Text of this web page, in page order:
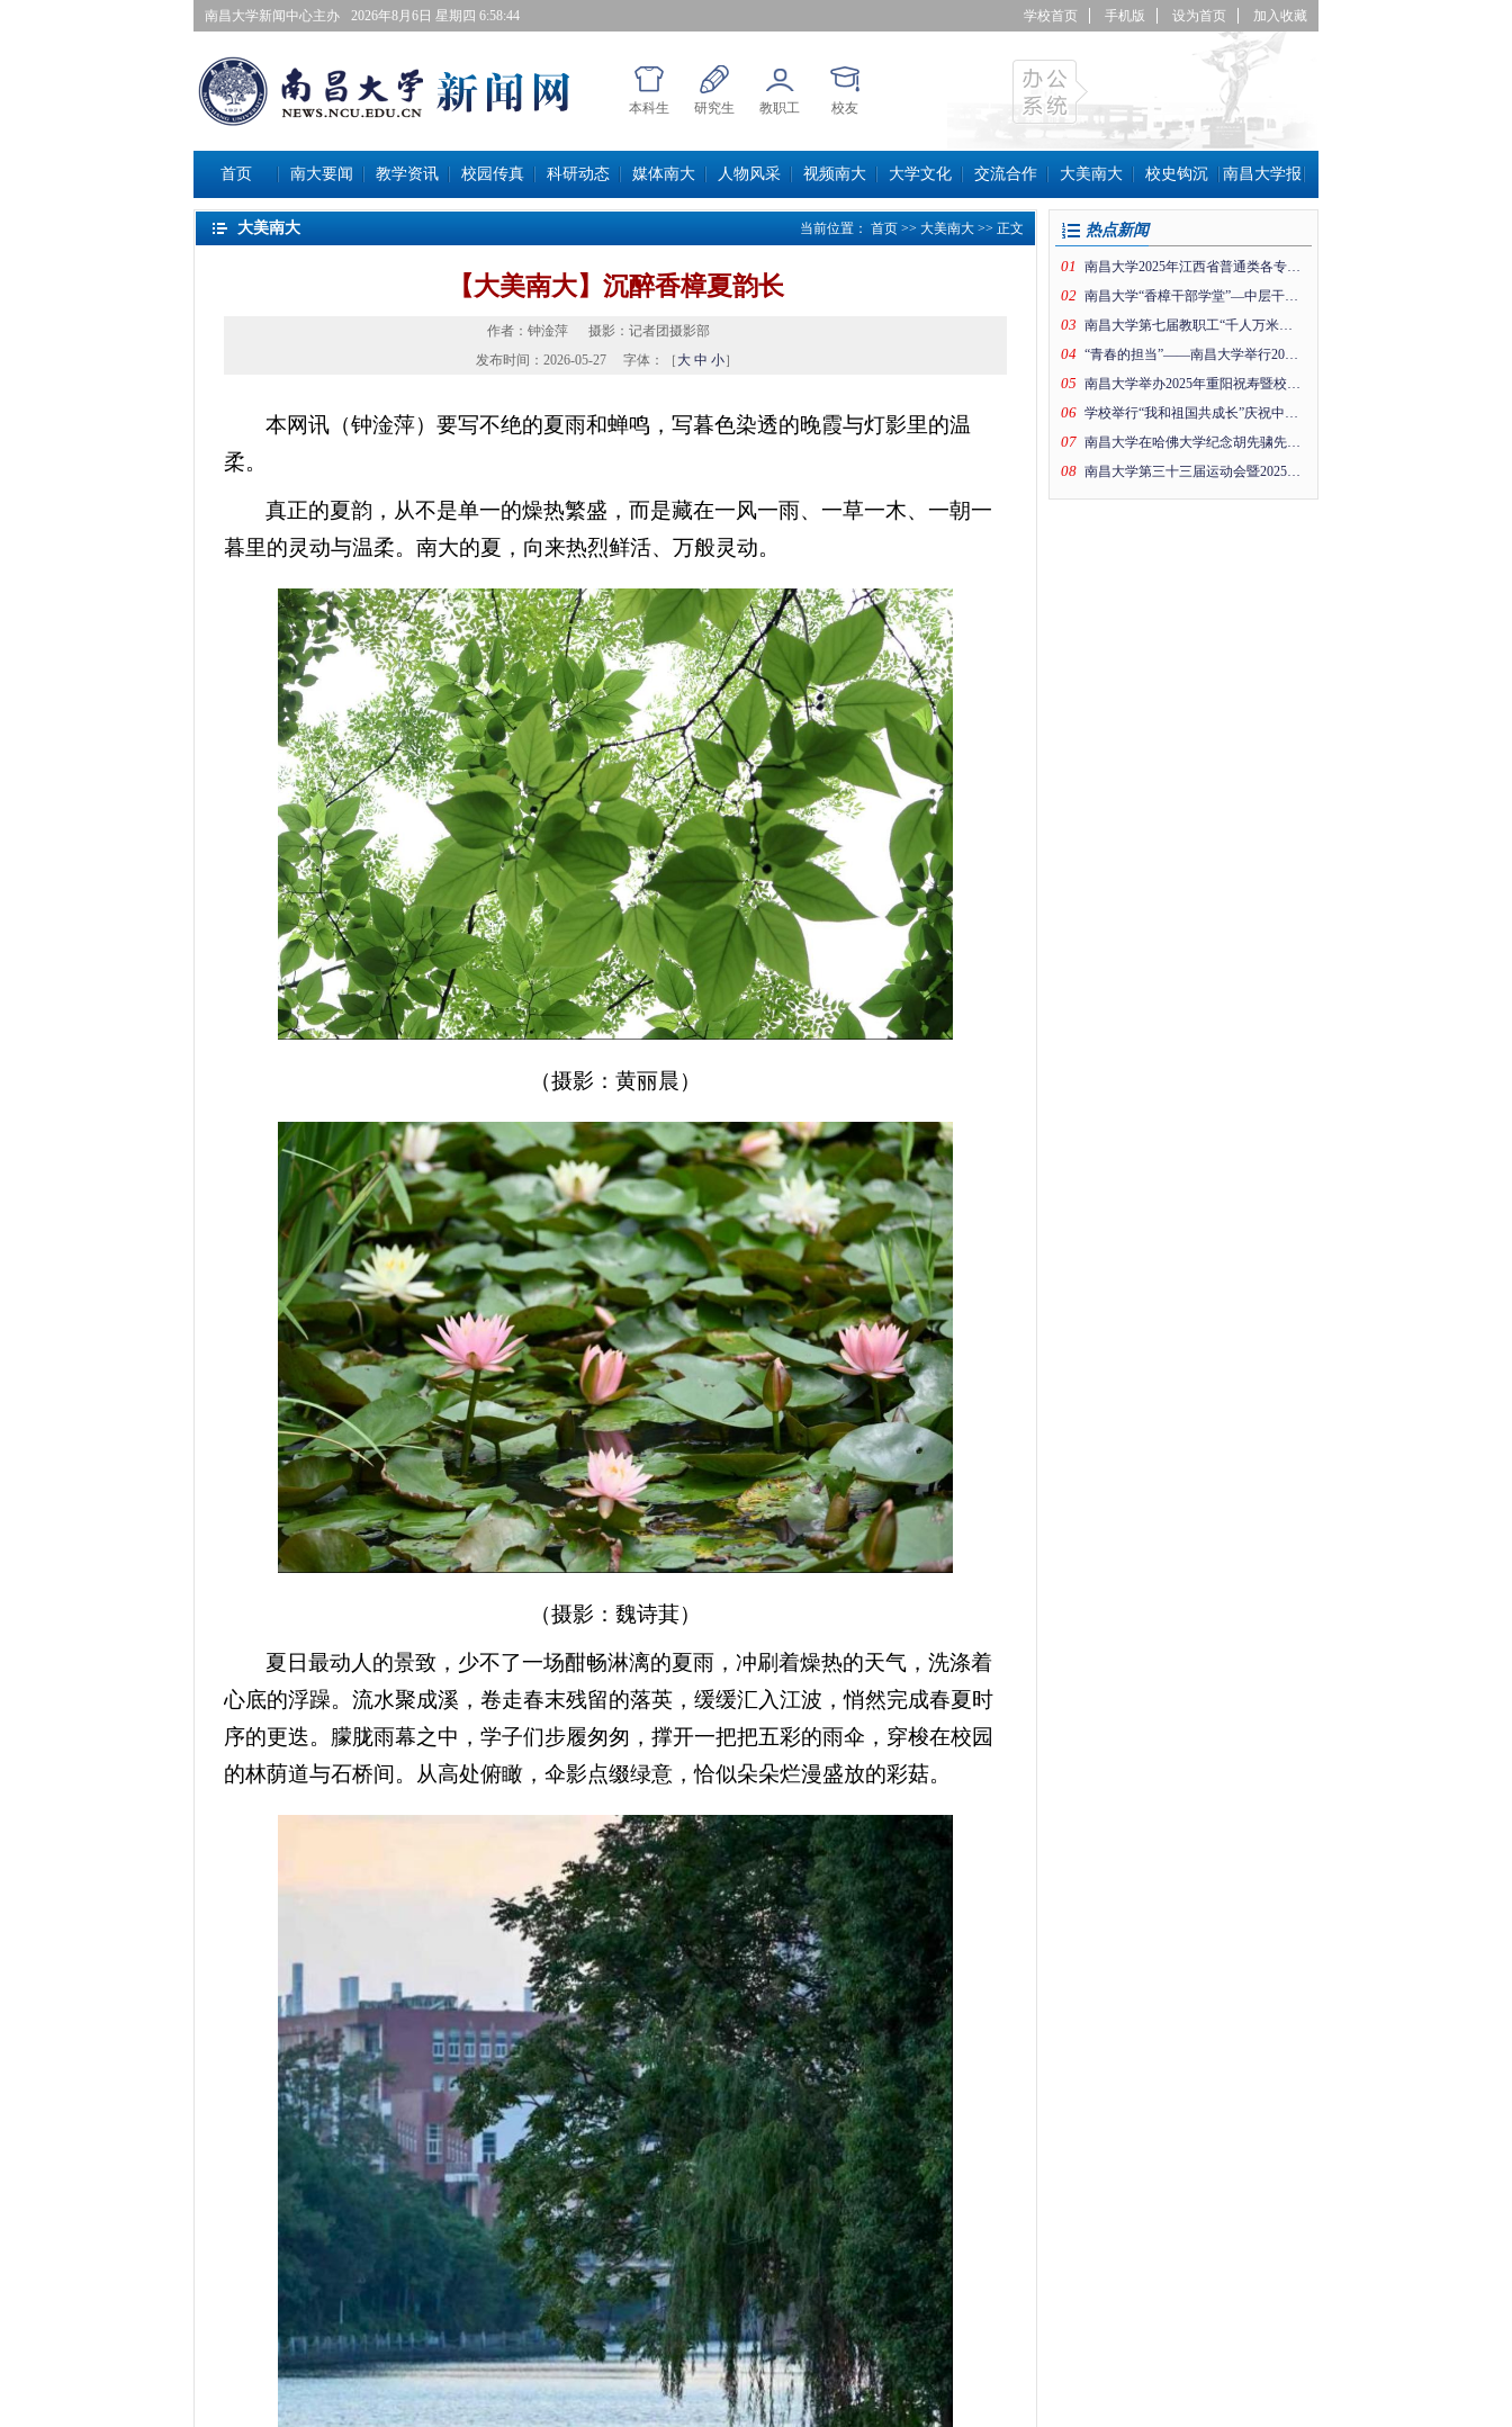
南昌大学新闻中心主办 2026年8月6日星期四 6:58:46 学校首页 手机版 设为首页 加入收藏
本科生 研究生 教职工 校友
首页 南大要闻 教学资讯 校园传真 科研动态 媒体南大 人物风采 视频南大 大学文化 交流合作 大美南大 校史钩沉 南昌大学报
大美南大 当前位置： 首页 >> 大美南大 >>正文
【大美南大】沉醉香樟夏韵长
作者： 钟淦萍 摄影： 记者团摄影部
发布时间： 2026-05-27 字体：［ 大 中 小］
本网讯（钟淦萍）要写不绝的夏雨和蝉鸣，写暮色染透的晚霞与灯影里的温
柔。
真正的夏韵，从不是单一的燥热繁盛，而是藏在一风一雨、一草一木、一朝一
暮里的灵动与温柔。南大的夏，向来热烈鲜活、万般灵动。
（摄影：黄丽晨）
（摄影：魏诗萁）
夏日最动人的景致，少不了一场酣畅淋漓的夏雨，冲刷着燥热的天气，洗涤着
心底的浮躁。流水聚成溪，卷走春末残留的落英，缓缓汇入江波，悄然完成春夏时
序的更迭。朦胧雨幕之中，学子们步履匆匆，撑开一把把五彩的雨伞，穿梭在校园
的林荫道与石桥间。从高处俯瞰，伞影点缀绿意，恰似朵朵烂漫盛放的彩菇。
热点新闻
01 南昌大学2025年江西省普通类各专业组投档线公布！
02 南昌大学“香樟干部学堂”—中层干部趣味运动会
03 南昌大学第七届教职工“千人万米健身行”暨工会思政引领项目成果展活动在前湖校区举行
04 “青春的担当”——南昌大学举行2026年新年晚会
05 南昌大学举办2025年重阳祝寿暨校情通报会
06 学校举行“我和祖国共成长”庆祝中华人民共和国成立76周年升国旗仪式
07 南昌大学在哈佛大学纪念胡先骕先生活动上的纪念片
08 南昌大学第三十三届运动会暨2025年体育文化节开幕！